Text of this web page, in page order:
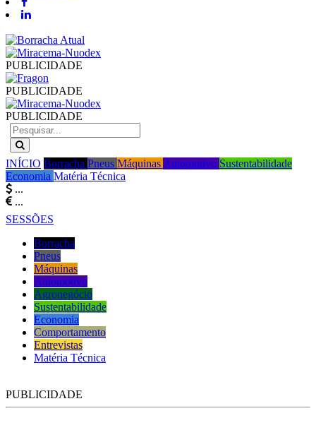
PUBLICIDADE
PUBLICIDADE
PUBLICIDADE
INÍCIO Borracha Pneus Máquinas Automotivo Sustentabilidade
Economia Matéria Técnica
...
...
SESSÕES
Borracha
Pneus
Máquinas
Automotivo
Agronegócio
Sustentabilidade
Economia
Comportamento
Entrevistas
Matéria Técnica
PUBLICIDADE